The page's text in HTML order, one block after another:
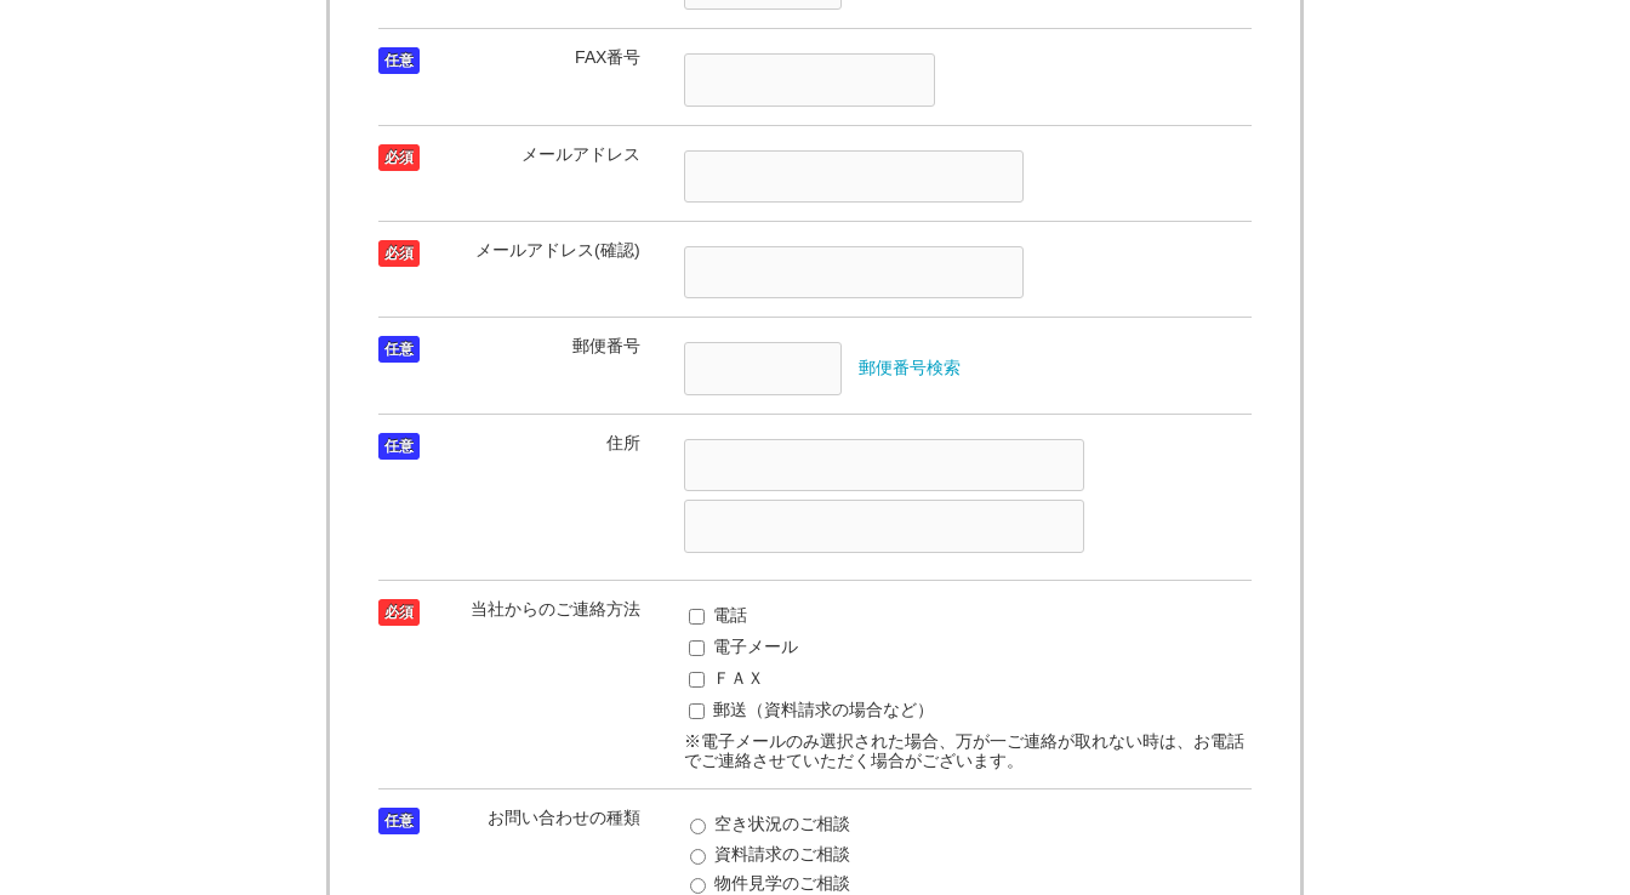
任意 FAX番号
必須 メールアドレス
必須 メールアドレス(確認)
任意
郵便番号
郵便番号検索
任意 住所
必須 当社からのご連絡方法
電話
電子メール
ＦＡＸ
郵送（資料請求の場合など）
※電子メールのみ選択された場合、万が一ご連絡が取れない時は、お電話
でご連絡させていただく場合がございます。
任意 お問い合わせの種類
空き状況のご相談
資料請求のご相談
物件見学のご相談